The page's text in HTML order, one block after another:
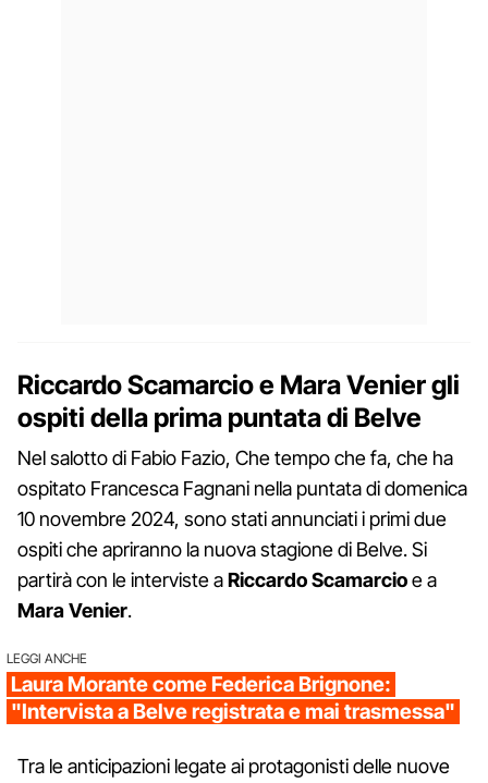
Riccardo Scamarcio e Mara Venier gli
ospiti della prima puntata di Belve
Nel salotto di Fabio Fazio, Che tempo che fa, che ha
ospitato Francesca Fagnani nella puntata di domenica
10 novembre 2024, sono stati annunciati i primi due
ospiti che apriranno la nuova stagione di Belve. Si
partirà con le interviste aRiccardo Scamarcioe a
Mara Venier.
LEGGI ANCHE
Laura Morante come Federica Brignone:
"Intervista a Belve registrata e mai trasmessa"
Tra le anticipazioni legate ai protagonisti delle nuove